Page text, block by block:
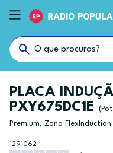
PLACA
PXY675DC1E
Premium, Zona
1291062